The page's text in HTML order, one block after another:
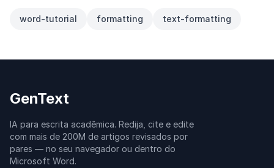
word-tutorial formatting text-formatting
GenText
IA para escrita acadêmica. Redija, cite e edite
com mais de 200M de artigos revisados por
pares — no seu navegador ou dentro do
Microsoft Word.